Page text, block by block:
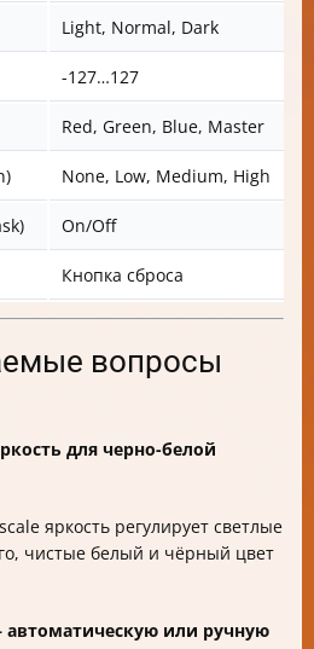
Light, Normal, Dark
-127…127
Red, Green, Blue, Master
None, Low, Medium, High
On/Off
Кнопка сброса
вопросы
для черно-белой
яркость регулирует светлые
чистые белый и чёрный цвет
или ручную